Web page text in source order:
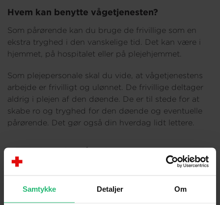
Samtykke Detaljer Om
Hvem kan benytte vågetjenesten?
Som pårørende kan du bruge de frivillige som en
ekstra tryghed i den vanskelige tid. Det kan være i
hjemmet, på hospitalet eller på plejehjemmet.
Som plejepersonale skal du vide, at vågetjenestens
arbejde er frivilligt og ulønnet. De frivillige deltager
aldrig i plejen af den døende. De er til stede for at
skabe ro og tryghed for den døende og eventuelle
pårørende. Det gør også din hverdag lidt lettere.
Har du brug for vågetjenesten?
Find den nærmeste vågetjeneste på: Vågetjenesten